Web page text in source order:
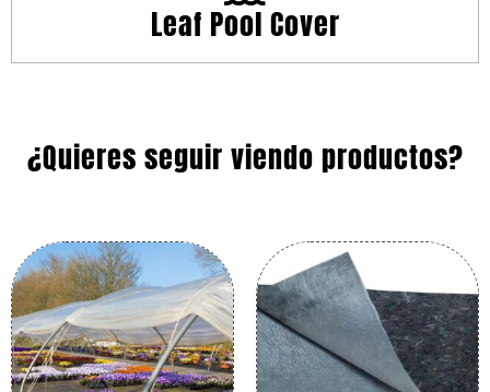
Leaf Pool Cover
¿Quieres seguir viendo productos?